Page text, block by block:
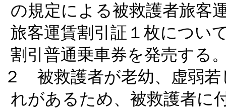
の規定による被救護者旅客
旅客運賃割引証１枚につい
割引普通乗車券を発売する
２ 被救護者が老幼、虚弱
れがあるため、被救護者に